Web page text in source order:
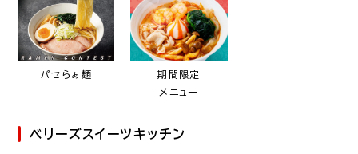
パセらぁ麺
期間限定
メニュー
ベリーズスイーツキッチン